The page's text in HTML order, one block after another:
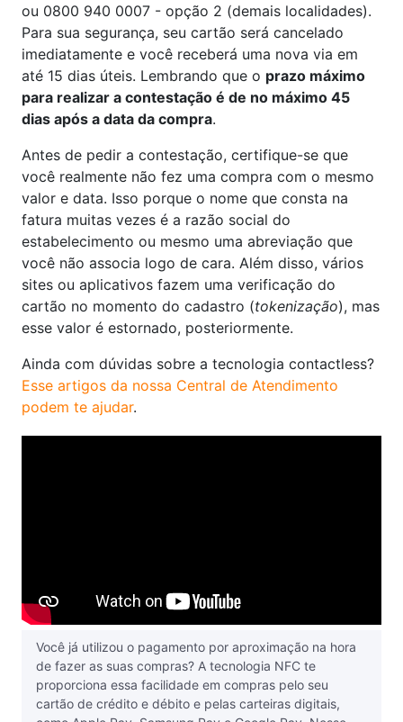
ou 0800 940 0007 - opção 2 (demais localidades).
Para sua segurança, seu cartão será cancelado
imediatamente e você receberá uma nova via em
até 15 dias úteis. Lembrando que o prazo máximo
para realizar a contestação é de no máximo 45
dias após a data da compra.
Antes de pedir a contestação, certifique-se que
você realmente não fez uma compra com o mesmo
valor e data. Isso porque o nome que consta na
fatura muitas vezes é a razão social do
estabelecimento ou mesmo uma abreviação que
você não associa logo de cara. Além disso, vários
sites ou aplicativos fazem uma verificação do
cartão no momento do cadastro (tokenização), mas
esse valor é estornado, posteriormente.
Ainda com dúvidas sobre a tecnologia contactless?
Esse artigos da nossa Central de Atendimento
podem te ajudar.
Você já utilizou o pagamento por aproximação na hora
de fazer as suas compras? A tecnologia NFC te
proporciona essa facilidade em compras pelo seu
cartão de crédito e débito e pelas carteiras digitais,